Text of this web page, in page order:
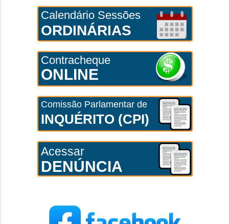
Calendário Sessões
ORDINÁRIAS
Contracheque
ONLINE
Comissão Parlamentar de
INQUÉRITO (CPI)
Acessar
DENÚNCIA